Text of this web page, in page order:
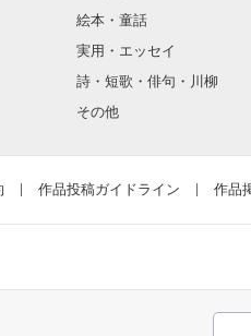
『野いちご小説講座』も
ぜひチェックしてみて
みなさんのお悩みや疑
アナタの代わりに
編集部に質問しちゃ
絵本・童話
実用・エッセイ
詩・短歌・俳句・川柳
その他
作品投稿ガイドライン 作品